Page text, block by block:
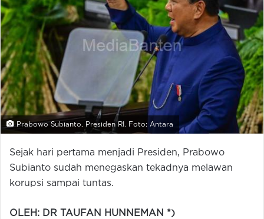
Prabowo Subianto, Presiden RI. Foto: Antara
Sejak hari pertama menjadi Presiden, Prabowo
Subianto sudah menegaskan tekadnya melawan
korupsi sampai tuntas.
OLEH: DR TAUFAN HUNNEMAN *)